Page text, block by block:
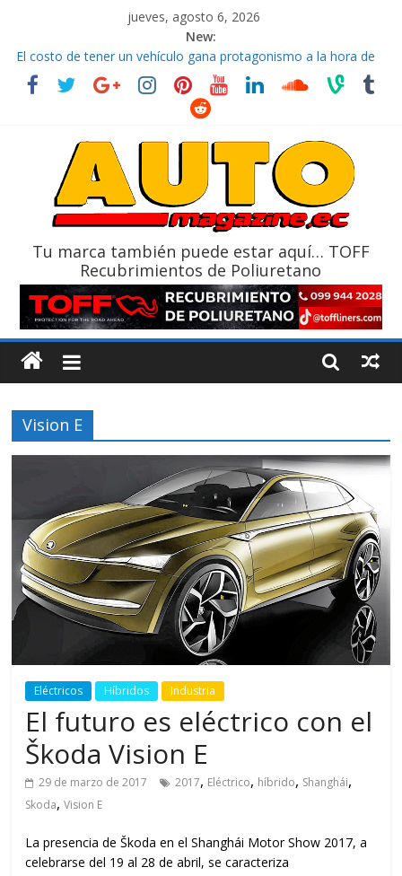
jueves, agosto 6, 2026
New:
El costo de tener un vehículo gana protagonismo a la hora de
decidir
Ultima película ‘Spider‑Man: Brand New Day’ pone en escena a
La Vuelta al Ecuador 2026, edición 47ª, recorre 7 provincias en 8
La FEDAK recibe 12 Sinotruk Bolden para cubrir las rutas de La
Tu marca también puede estar aquí… TOFF
Recubrimientos de Poliuretano
Vision E
Eléctricos Híbridos Industria
El futuro es eléctrico con el
Škoda Vision E
29 de marzo de 2017 2017, Eléctrico, híbrido, Shanghái,
Skoda,Vision E
La presencia de Škoda en el Shanghái Motor Show 2017, a
celebrarse del 19 al 28 de abril, se caracteriza